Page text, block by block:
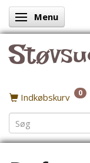
Skifte navigation
Menu
Indkøbskurv 0